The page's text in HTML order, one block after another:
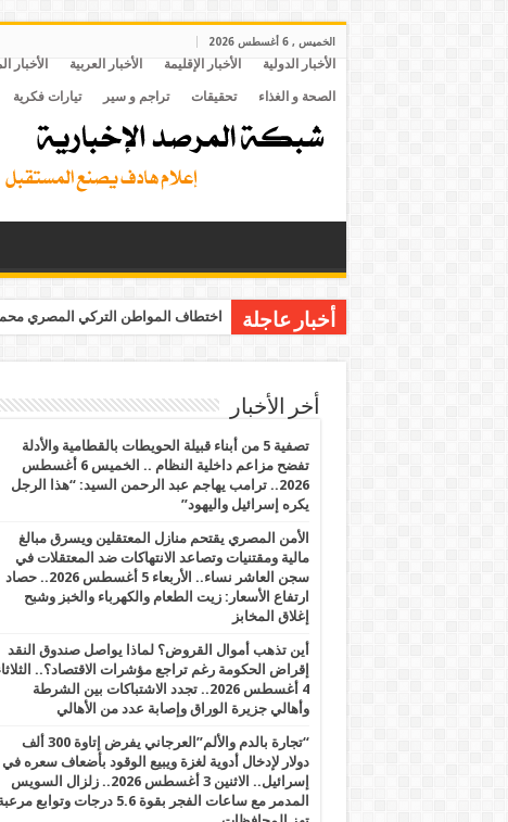
الخميس , 6 أغسطس 2026
الأخبار الدولية الأخبار الإقليمة الأخبار العربية الأخبار
الصحة و الغذاء تحقيقات تراجم و سير تيارات فكرية
أخبار عاجلة اختطاف المواطن التركي المصري
أخر الأخبار
تصفية 5 من أبناء قبيلة الحويطات بالقطامية والأدلة
تفضح مزاعم داخلية النظام .. الخميس 6 أغسطس
2026.. ترامب يهاجم عبد الرحمن السيد: “هذا الرجل
يكره إسرائيل واليهود”
الأمن المصري يقتحم منازل المعتقلين ويسرق مبالغ
مالية ومقتنيات وتصاعد الانتهاكات ضد المعتقلات في
سجن العاشر نساء.. الأربعاء 5 أغسطس 2026.. حصاد
ارتفاع الأسعار: زيت الطعام والكهرباء والخبز وشبح
إغلاق المخابز
أين تذهب أموال القروض؟ لماذا يواصل صندوق النقد
إقراض الحكومة رغم تراجع مؤشرات الاقتصاد؟..
4 أغسطس 2026.. تجدد الاشتباكات بين الشرطة
وأهالي جزيرة الوراق وإصابة عدد من الأهالي
“تجارة بالدم والألم”العرجاني يفرض إتاوة 300 ألف
دولار لإدخال أدوية لغزة ويبيع الوقود بأضعاف سعره في
إسرائيل.. الاثنين 3 أغسطس 2026.. زلزال السويس
المدمر مع ساعات الفجر بقوة 5.6 درجات وتوابع